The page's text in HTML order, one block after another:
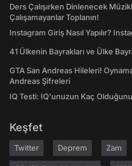
Ders Çalışırken Dinlenecek
Çalışamayanlar Toplanın!
Instagram Giriş Nasıl Yapılır?
41 Ülkenin Bayrakları ve Ülke
GTA San Andreas Hileleri!
Andreas Şifreleri
IQ Testi: IQ'unuzun Kaç
Keşfet
Twitter Deprem Zam